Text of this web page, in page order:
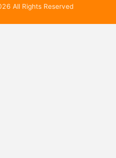
All Rights Reserved